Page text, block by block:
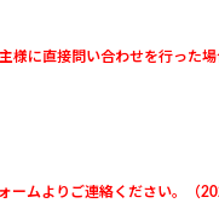
様に直接問い合わせを行った
ームよりご連絡ください。（